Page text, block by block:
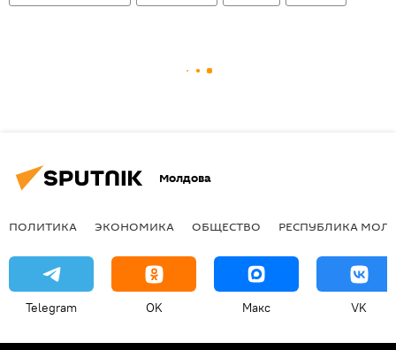
Молдова
ПОЛИТИКА ЭКОНОМИКА ОБЩЕСТВО РЕСПУБЛИКА
Telegram OK Макс VK